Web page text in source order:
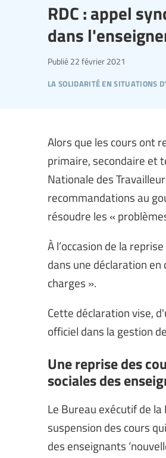
RDC : appel
dans
la solidarité en situations
Publié 22 février 2021
Alors que les cours ont
primaire, secondaire et
Nationale des
recommandations au
résoudre les «
À l’occasion de la
dans une déclaration en
charges ».
Cette déclaration vise,
officiel dans la gestion
Une reprise des
sociales des
Le Bureau exécutif de la
suspension des cours
des enseignants